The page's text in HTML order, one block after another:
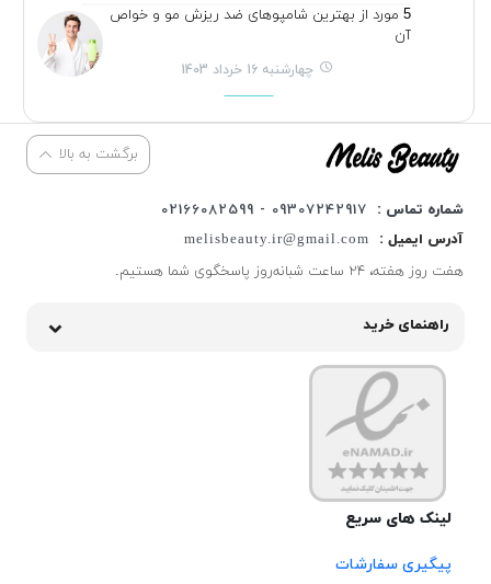
5 مورد از بهترین شامپوهای ضد ریزش مو و خواص
آن
چهارشنبه 16 خرداد 1403
برگشت به بالا
شماره تماس :
09307242917 - 02166082599
آدرس ایمیل :
melisbeauty.ir@gmail.com
هفت روز هفته، ۲۴ ساعت شبانه‌روز پاسخگوی شما هستیم.
راهنمای خرید
لینک های سریع
پیگیری سفارشات